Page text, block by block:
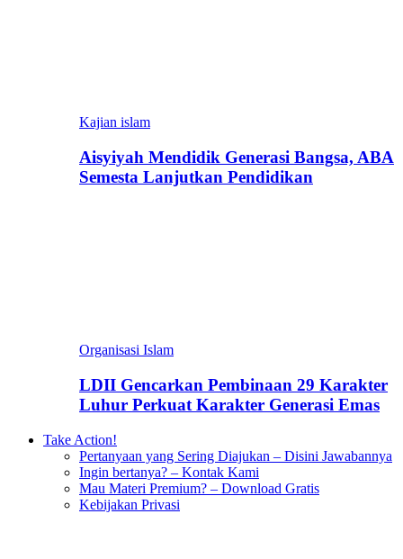
Kajian islam
Aisyiyah Mendidik Generasi Bangsa, ABA
Semesta Lanjutkan Pendidikan
Organisasi Islam
LDII Gencarkan Pembinaan 29 Karakter
Luhur Perkuat Karakter Generasi Emas
Take Action!
Pertanyaan yang Sering Diajukan – Disini Jawabannya
Ingin bertanya? – Kontak Kami
Mau Materi Premium? – Download Gratis
Kebijakan Privasi